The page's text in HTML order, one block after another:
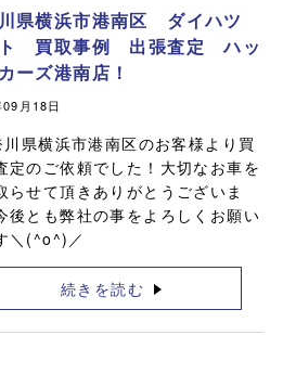
県横浜市港南区 ダイハツ
買取事例 出張査定 ハッ
ーズ港南店！
月18日
県横浜市港南区のお客様より買
定のご依頼でした！大切なお車を
らせて頂きありがとうございま
後とも弊社の事をよろしくお願い
＼(^o^)／
続きを読む